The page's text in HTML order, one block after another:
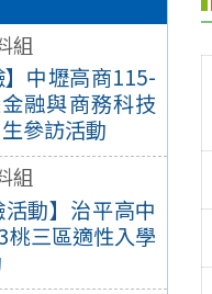
組
】中壢高商115-
融與商務科技
參訪活動
組
活動】治平高中
三區適性入學